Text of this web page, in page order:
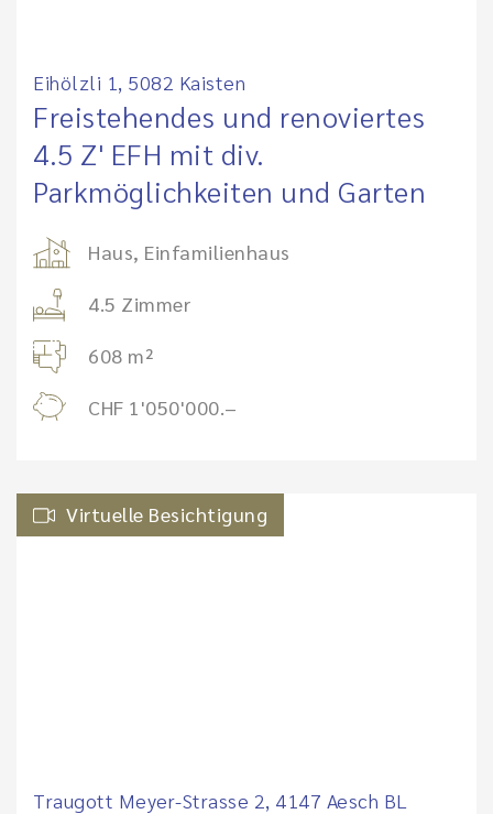
Eihölzli 1, 5082 Kaisten
Freistehendes und renoviertes
4.5 Z' EFH mit div.
Parkmöglichkeiten und Garten
Haus, Einfamilienhaus
4.5 Zimmer
608 m²
CHF 1'050'000.–
Virtuelle Besichtigung
Traugott Meyer-Strasse 2, 4147 Aesch BL